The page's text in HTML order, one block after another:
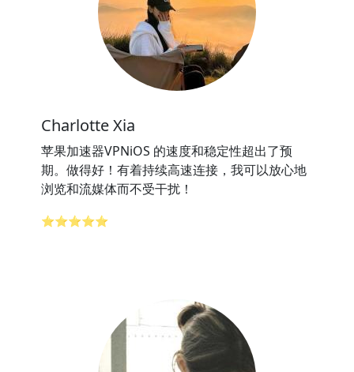
Charlotte Xia
苹果加速器VPNiOS 的速度和稳定性超出了预
期。做得好！有着持续高速连接，我可以放心地
浏览和流媒体而不受干扰！
⭐⭐⭐⭐⭐